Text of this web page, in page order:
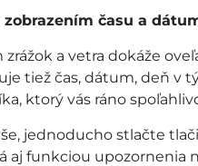
času a
a vetra dokáže
tiež čas, dátum, deň v
ktorý vás ráno
jednoducho stlačte
funkciou upozornenia